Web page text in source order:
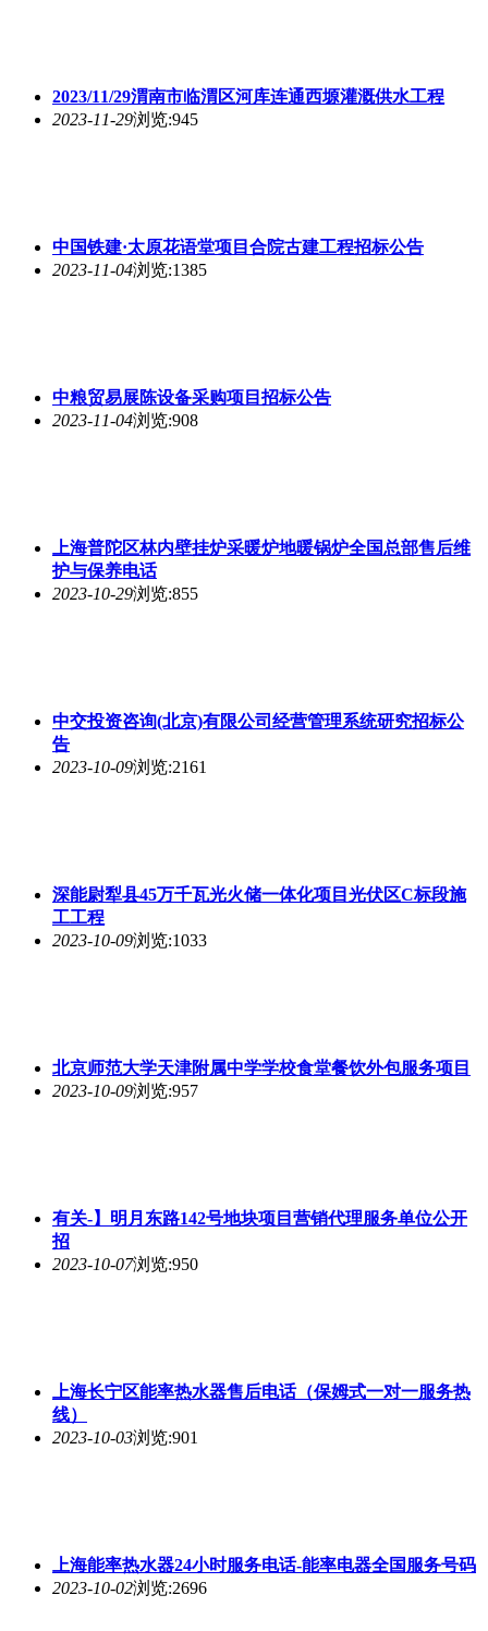
2023/11/29渭南市临渭区河库连通西塬灌溉供水工程
2023-11-29浏览:945
中国铁建·太原花语堂项目合院古建工程招标公告
2023-11-04浏览:1385
中粮贸易展陈设备采购项目招标公告
2023-11-04浏览:908
上海普陀区林内壁挂炉采暖炉地暖锅炉全国总部售后维
护与保养电话
2023-10-29浏览:855
中交投资咨询(北京)有限公司经营管理系统研究招标公
告
2023-10-09浏览:2161
深能尉犁县45万千瓦光火储一体化项目光伏区C标段施
工工程
2023-10-09浏览:1033
北京师范大学天津附属中学学校食堂餐饮外包服务项目
2023-10-09浏览:957
有关-】明月东路142号地块项目营销代理服务单位公开
招
2023-10-07浏览:950
上海长宁区能率热水器售后电话（保姆式一对一服务热
线）
2023-10-03浏览:901
上海能率热水器24小时服务电话-能率电器全国服务号码
2023-10-02浏览:2696